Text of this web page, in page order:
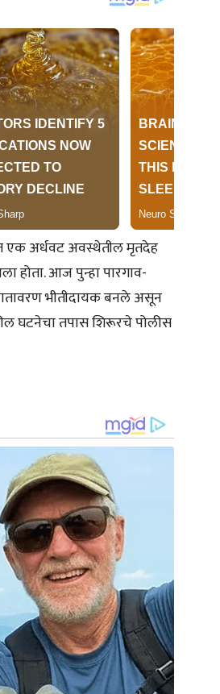
एक अर्धवट अवस्थेतील मृतदेह
होता. आज पुन्हा पारगाव-
भीतीदायक बनले असून
घटनेचा तपास शिरूरचे पोलीस